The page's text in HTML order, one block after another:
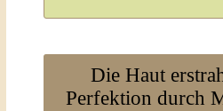
Die Haut
Perfektion durch